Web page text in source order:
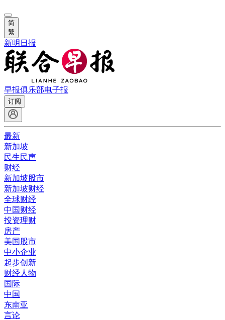
简
繁
新明日报
早报俱乐部电子报
订阅
最新
新加坡
民生民声
财经
新加坡股市
新加坡财经
全球财经
中国财经
投资理财
房产
美国股市
中小企业
起步创新
财经人物
国际
中国
东南亚
言论